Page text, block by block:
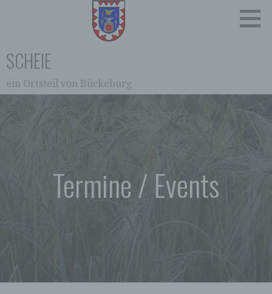
SCHEIE
ein Ortsteil von Bückeburg
Termine / Events